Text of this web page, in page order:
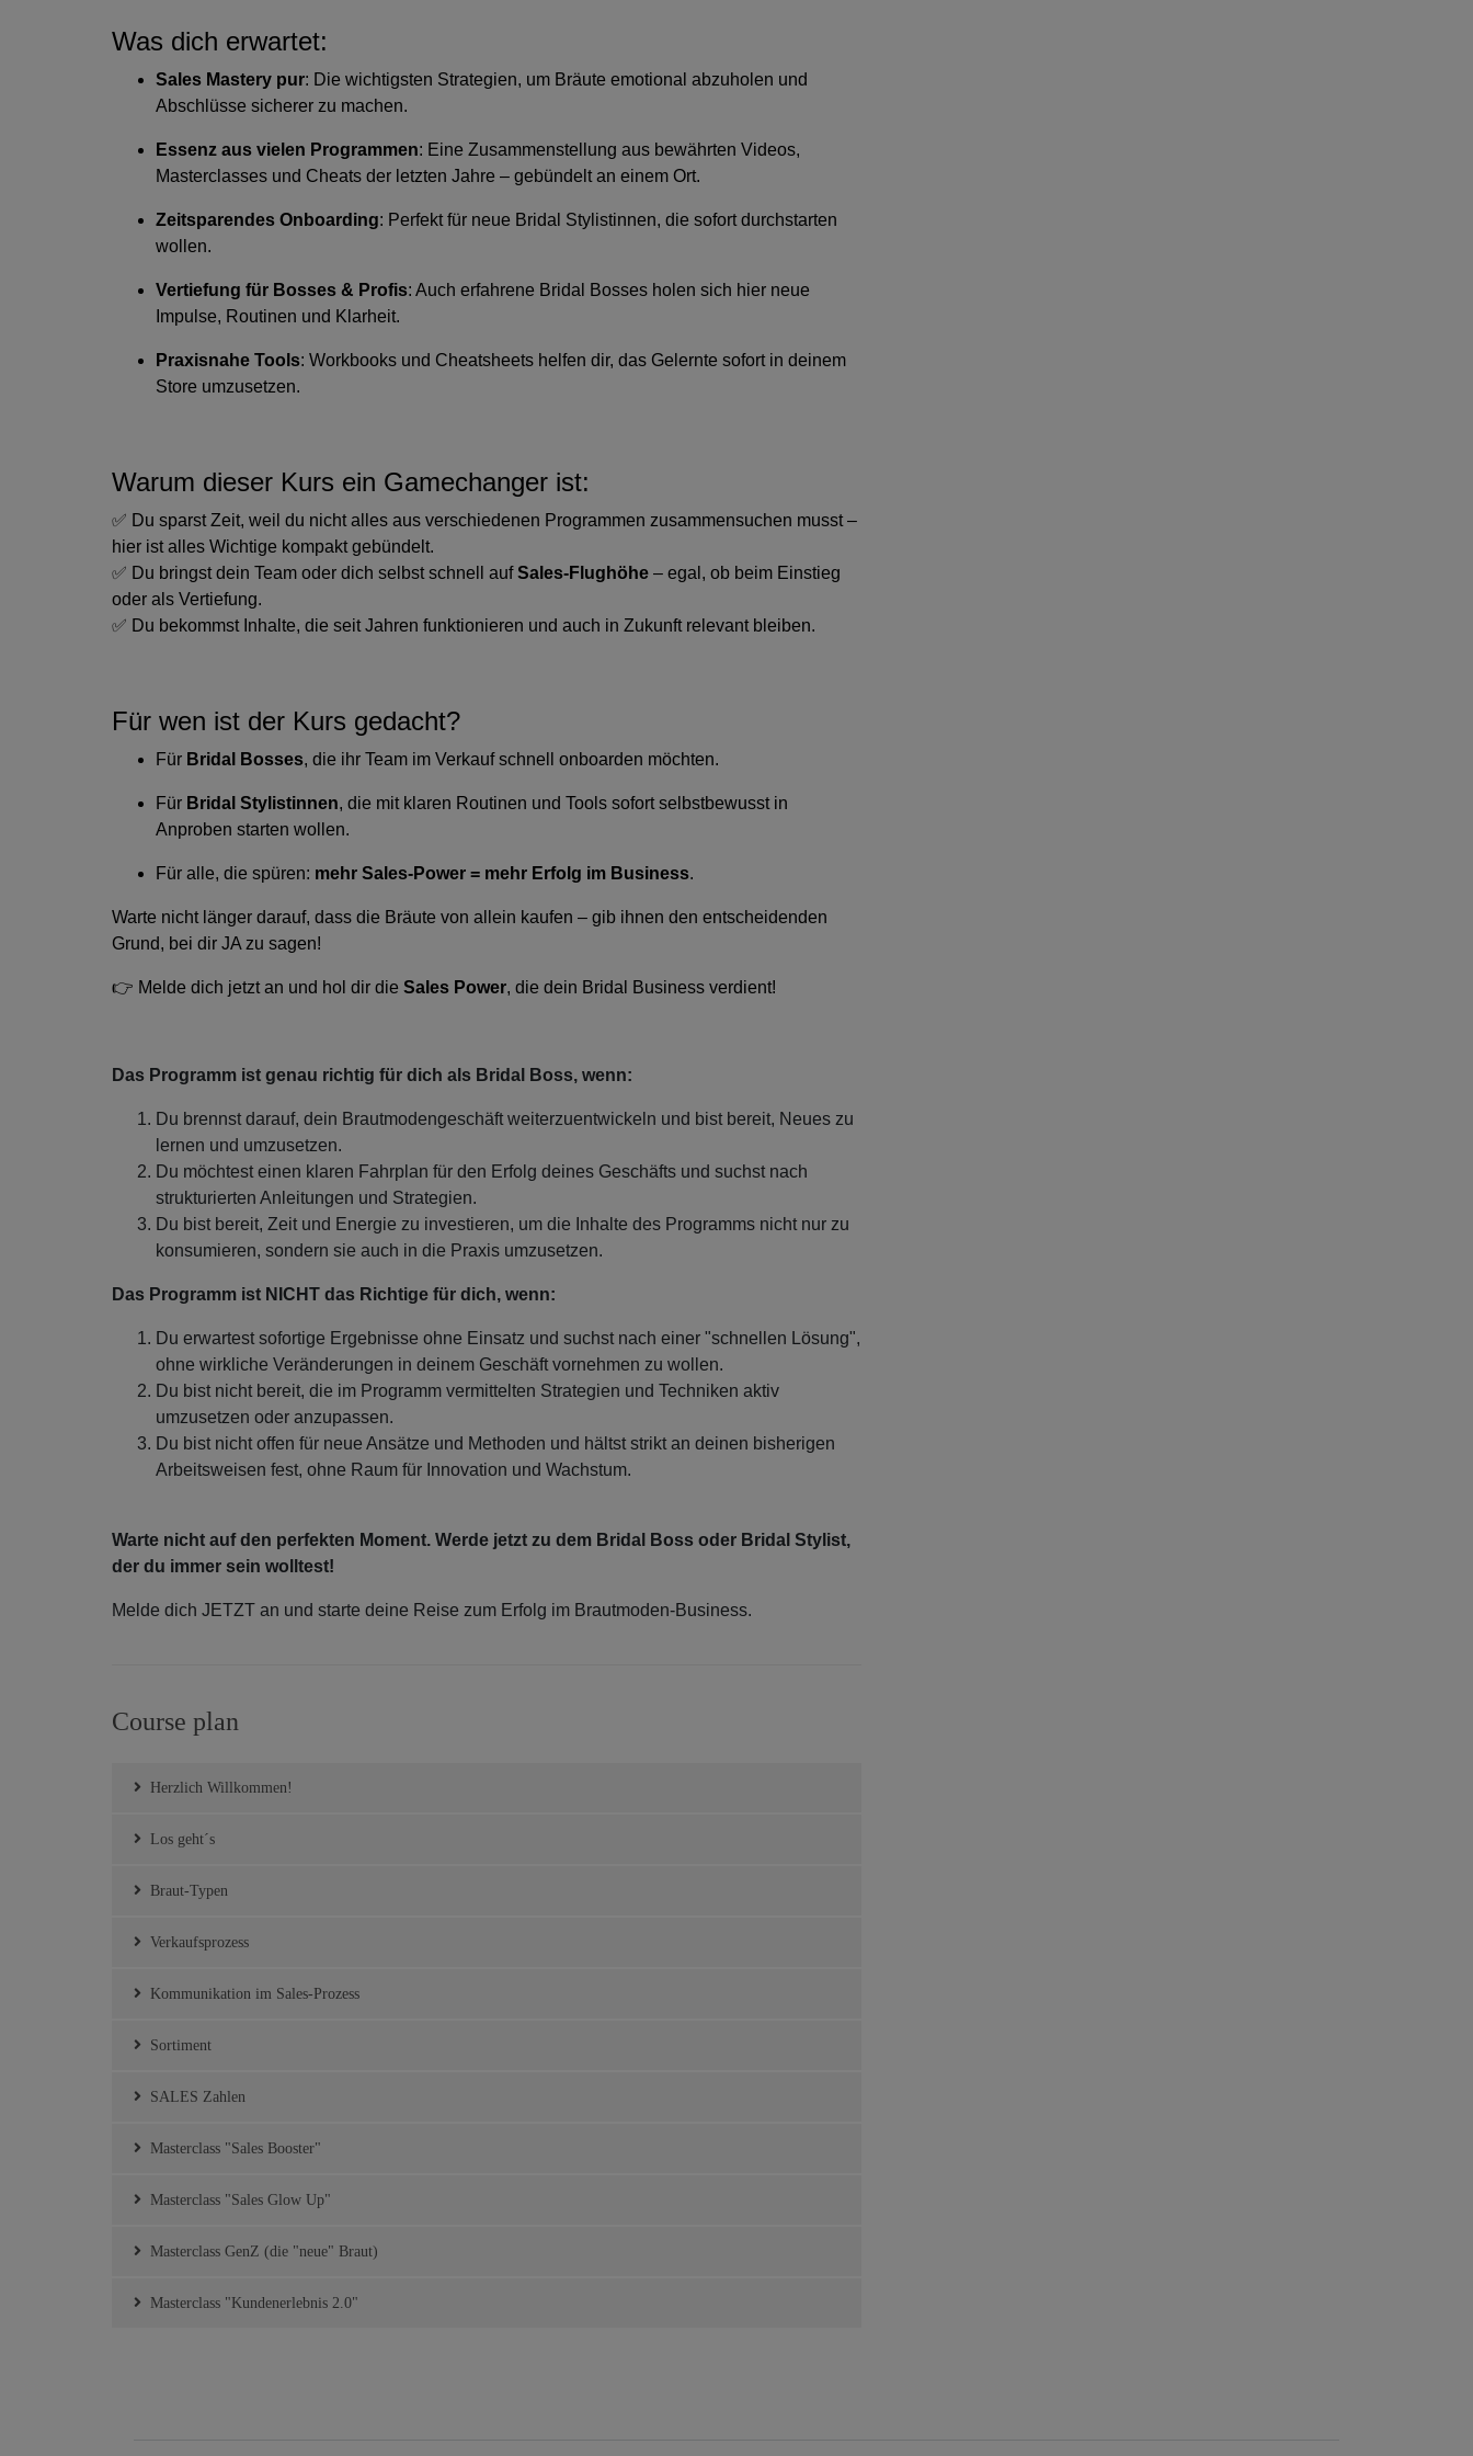
Was dich erwartet:
Sales Mastery pur: Die wichtigsten Strategien, um Bräute emotional abzuholen und
Abschlüsse sicherer zu machen.
Essenz aus vielen Programmen: Eine Zusammenstellung aus bewährten Videos,
Masterclasses und Cheats der letzten Jahre – gebündelt an einem Ort.
Zeitsparendes Onboarding: Perfekt für neue Bridal Stylistinnen, die sofort durchstarten
wollen.
Vertiefung für Bosses & Profis: Auch erfahrene Bridal Bosses holen sich hier neue
Impulse, Routinen und Klarheit.
Praxisnahe Tools: Workbooks und Cheatsheets helfen dir, das Gelernte sofort in deinem
Store umzusetzen.
Warum dieser Kurs ein Gamechanger ist:
✅ Du sparst Zeit, weil du nicht alles aus verschiedenen Programmen zusammensuchen musst –
hier ist alles Wichtige kompakt gebündelt.
✅ Du bringst dein Team oder dich selbst schnell aufSales-Flughöhe – egal, ob beim Einstieg
oder als Vertiefung.
✅ Du bekommst Inhalte, die seit Jahren funktionieren und auch in Zukunft relevant bleiben.
Für wen ist der Kurs gedacht?
Für Bridal Bosses, die ihr Team im Verkauf schnell onboarden möchten.
Für Bridal Stylistinnen, die mit klaren Routinen und Tools sofort selbstbewusst in
Anproben starten wollen.
Für alle, die spüren: mehr Sales-Power = mehr Erfolg im Business.
Warte nicht länger darauf, dass die Bräute von allein kaufen – gib ihnen den entscheidenden
Grund, bei dir JA zu sagen!
👉 Melde dich jetzt an und hol dir die Sales Power, die dein Bridal Business verdient!
Das Programm ist genau richtig für dich als Bridal Boss, wenn:
Du brennst darauf, dein Brautmodengeschäft weiterzuentwickeln und bist bereit, Neues zu
lernen und umzusetzen.
Du möchtest einen klaren Fahrplan für den Erfolg deines Geschäfts und suchst nach
strukturierten Anleitungen und Strategien.
Du bist bereit, Zeit und Energie zu investieren, um die Inhalte des Programms nicht nur zu
konsumieren, sondern sie auch in die Praxis umzusetzen.
Das Programm ist NICHT das Richtige für dich, wenn:
Du erwartest sofortige Ergebnisse ohne Einsatz und suchst nach einer "schnellen Lösung",
ohne wirkliche Veränderungen in deinem Geschäft vornehmen zu wollen.
Du bist nicht bereit, die im Programm vermittelten Strategien und Techniken aktiv
umzusetzen oder anzupassen.
Du bist nicht offen für neue Ansätze und Methoden und hältst strikt an deinen bisherigen
Arbeitsweisen fest, ohne Raum für Innovation und Wachstum.
Warte nicht auf den perfekten Moment. Werde jetzt zu dem Bridal Boss oder Bridal Stylist,
der du immer sein wolltest!
Melde dich JETZT an und starte deine Reise zum Erfolg im Brautmoden-Business.
Course plan
Herzlich Willkommen!
Los geht´s
Braut-Typen
Verkaufsprozess
Kommunikation im Sales-Prozess
Sortiment
SALES Zahlen
Masterclass "Sales Booster"
Masterclass "Sales Glow Up"
Masterclass GenZ (die "neue" Braut)
Masterclass "Kundenerlebnis 2.0"